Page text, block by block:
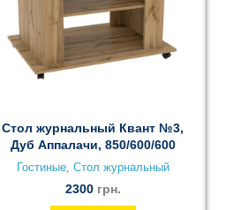
Стол журнальный Квант №3,
Дуб Аппалачи, 850/600/600
Гостиные, Стол журнальный
2300 грн.